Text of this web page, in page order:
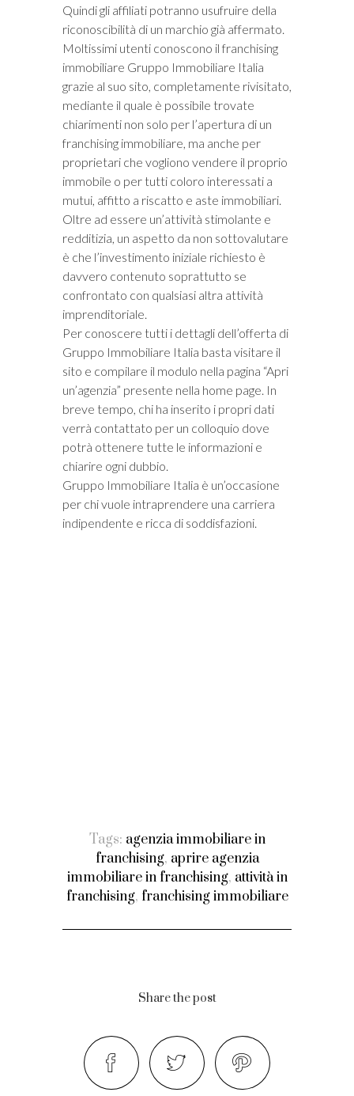
Quindi gli affiliati potranno usufruire della
riconoscibilità di un marchio già affermato.
Moltissimi utenti conoscono il franchising
immobiliare Gruppo Immobiliare Italia
grazie al suo sito, completamente rivisitato,
mediante il quale è possibile trovate
chiarimenti non solo per l’apertura di un
franchising immobiliare, ma anche per
proprietari che vogliono vendere il proprio
immobile o per tutti coloro interessati a
mutui, affitto a riscatto e aste immobiliari.
Oltre ad essere un’attività stimolante e
redditizia, un aspetto da non sottovalutare
è che l’investimento iniziale richiesto è
davvero contenuto soprattutto se
confrontato con qualsiasi altra attività
imprenditoriale.
Per conoscere tutti i dettagli dell’offerta di
Gruppo Immobiliare Italia basta visitare il
sito e compilare il modulo nella pagina “Apri
un’agenzia” presente nella home page. In
breve tempo, chi ha inserito i propri dati
verrà contattato per un colloquio dove
potrà ottenere tutte le informazioni e
chiarire ogni dubbio.
Gruppo Immobiliare Italia è un’occasione
per chi vuole intraprendere una carriera
indipendente e ricca di soddisfazioni.
Tags: agenzia immobiliare in
franchising, aprire agenzia
immobiliare in franchising, attività in
franchising, franchising immobiliare
Share the post